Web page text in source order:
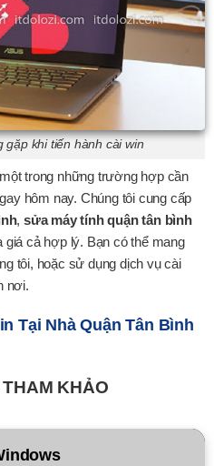
gặp khi tiến hành cài win
trong những trường hợp cần
hôm nay. Chúng tôi cung cấp
,sửa máy tính quận tân bình
giá cả hợp lý. Bạn có thể mang
tôi, hoặc sử dụng dịch vụ cài
nơi.
Tại Nhà Quận Tân Bình
KHẢO